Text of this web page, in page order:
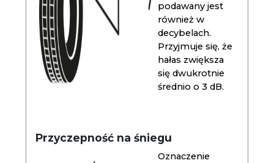
podawany jest
również w
decybelach.
Przyjmuje się, że
hałas zwiększa
się dwukrotnie
średnio o 3 dB.
Przyczepność na śniegu
Oznaczenie